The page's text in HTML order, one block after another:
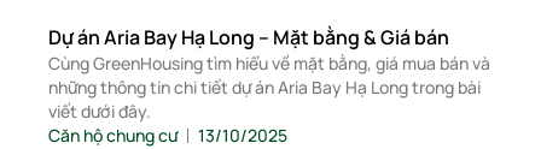
Dự án Aria Bay Hạ Long – Mặt bằng & Giá bán
Cùng GreenHousing tìm hiểu về mặt bằng, giá mua bán và
những thông tin chi tiết dự án Aria Bay Hạ Long trong bài
viết dưới đây.
Căn hộ chung cư
13/10/2025